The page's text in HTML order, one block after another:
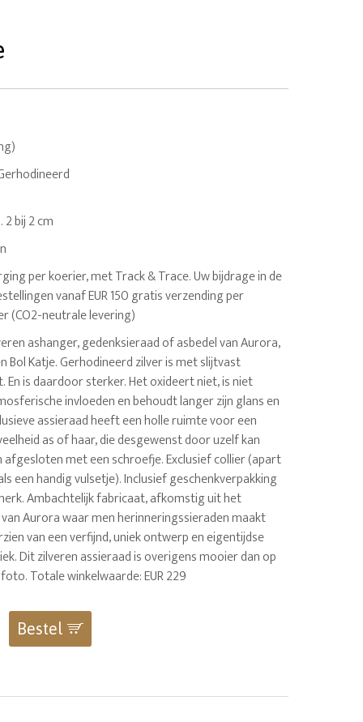
2 bij 2 cm
per koerier, met Track & Trace. Uw bijdrage in de
vanaf EUR 150 gratis verzending per
(CO2-neutrale levering)
ashanger, gedenksieraad of asbedel van Aurora,
Bol Katje. Gerhodineerd zilver is met slijtvast
En is daardoor sterker. Het oxideert niet, is niet
invloeden en behoudt langer zijn glans en
assieraad heeft een holle ruimte voor een
as of haar, die desgewenst door uzelf kan
afgesloten met een schroefje. Exclusief collier (apart
een handig vulsetje). Inclusief geschenkverpakking
Ambachtelijk fabricaat, afkomstig uit het
Aurora waar men herinneringssieraden maakt
van een verfijnd, uniek ontwerp en eigentijdse
Dit zilveren assieraad is overigens mooier dan op
Totale winkelwaarde: EUR 229
Bestel